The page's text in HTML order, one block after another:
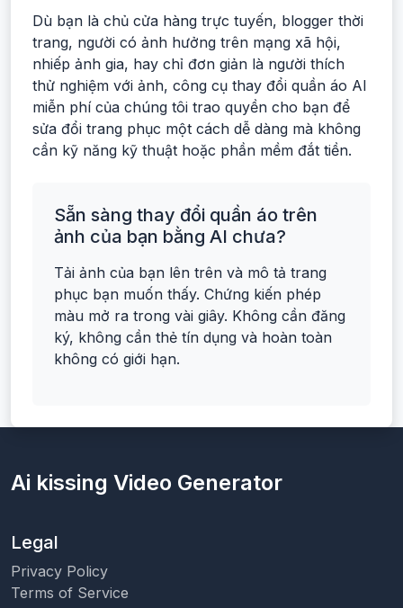
Dù bạn là chủ cửa hàng trực tuyến, blogger thời
trang, người có ảnh hưởng trên mạng xã hội,
nhiếp ảnh gia, hay chỉ đơn giản là người thích
thử nghiệm với ảnh, công cụ thay đổi quần áo AI
miễn phí của chúng tôi trao quyền cho bạn để
sửa đổi trang phục một cách dễ dàng mà không
cần kỹ năng kỹ thuật hoặc phần mềm đắt tiền.
Sẵn sàng thay đổi quần áo trên
ảnh của bạn bằng AI chưa?
Tải ảnh của bạn lên trên và mô tả trang
phục bạn muốn thấy. Chứng kiến phép
màu mở ra trong vài giây. Không cần đăng
ký, không cần thẻ tín dụng và hoàn toàn
không có giới hạn.
Ai kissing Video Generator
Legal
Privacy Policy
Terms of Service